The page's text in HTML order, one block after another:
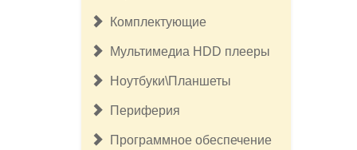
Комплектующие
Мультимедиа HDD плееры
Ноутбуки\Планшеты
Периферия
Программное обеспечение